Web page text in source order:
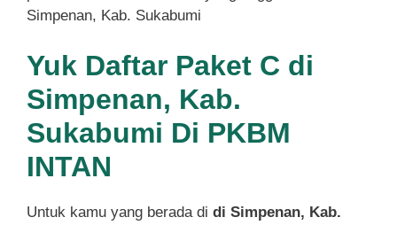
Simpenan, Kab. Sukabumi
Yuk Daftar Paket C di
Simpenan, Kab.
Sukabumi Di PKBM
INTAN
Untuk kamu yang berada di di Simpenan, Kab.